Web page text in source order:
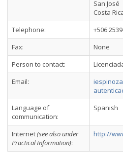
San José
Costa
Telephone:
+506
Fax:
None
Person to contact:
Email:
Language of
communication:
Spanish
Internet(see also under
Practical Information):
http://